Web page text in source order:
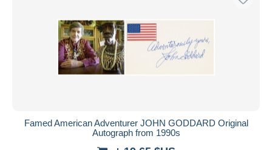
Famed American Adventurer JOHN GODDARD Original
Autograph from 1990s